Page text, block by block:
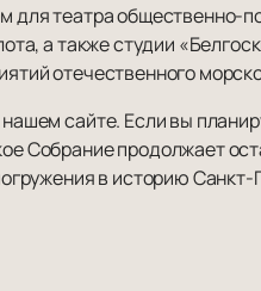
для театра общественно-
а также студии
отечественного
сайте. Если вы
Собрание продолжает
в историю Санкт-